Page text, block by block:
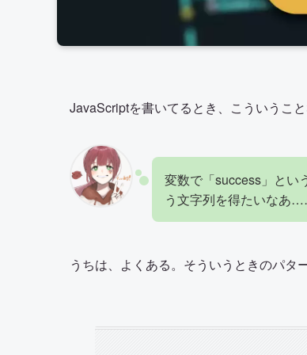
JavaScriptを書いてるとき、こういうこ
変数で「success」とい
う文字列を得たいなあ
うちは、よくある。そういうときのパタ